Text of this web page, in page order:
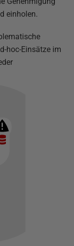
einholen.
hoc-Einsätze im